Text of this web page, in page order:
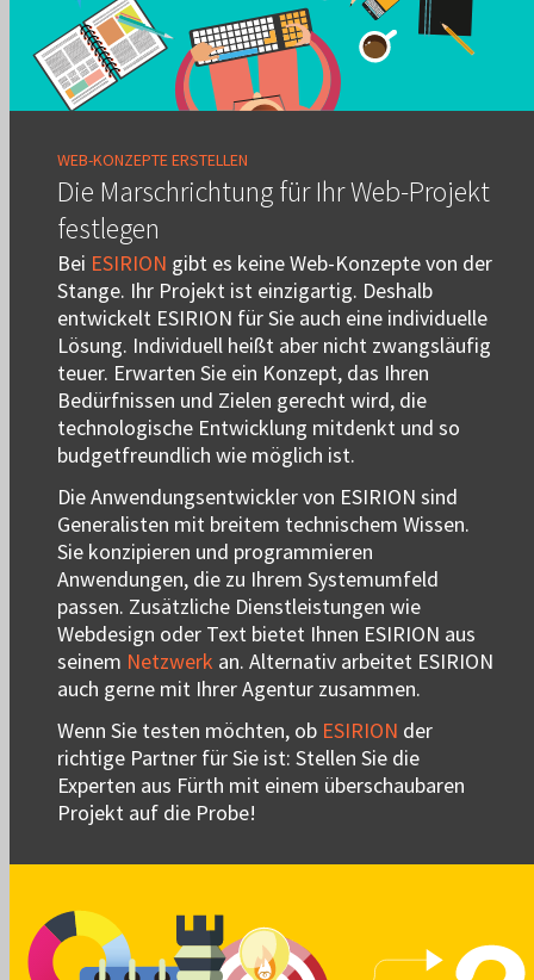
WEB-KONZEPTE ERSTELLEN
Die Marschrichtung für Ihr Web-Projekt
festlegen
Bei ESIRION gibt es keine Web-Konzepte von der
Stange. Ihr Projekt ist einzigartig. Deshalb
entwickelt ESIRION für Sie auch eine individuelle
Lösung. Individuell heißt aber nicht zwangsläufig
teuer. Erwarten Sie ein Konzept, das Ihren
Bedürfnissen und Zielen gerecht wird, die
technologische Entwicklung mitdenkt und so
budgetfreundlich wie möglich ist.
Die Anwendungsentwickler von ESIRION sind
Generalisten mit breitem technischem Wissen.
Sie konzipieren und programmieren
Anwendungen, die zu Ihrem Systemumfeld
passen. Zusätzliche Dienstleistungen wie
Webdesign oder Text bietet Ihnen ESIRION aus
seinem Netzwerk an. Alternativ arbeitet ESIRION
auch gerne mit Ihrer Agentur zusammen.
Wenn Sie testen möchten, ob ESIRION der
richtige Partner für Sie ist: Stellen Sie die
Experten aus Fürth mit einem überschaubaren
Projekt auf die Probe!